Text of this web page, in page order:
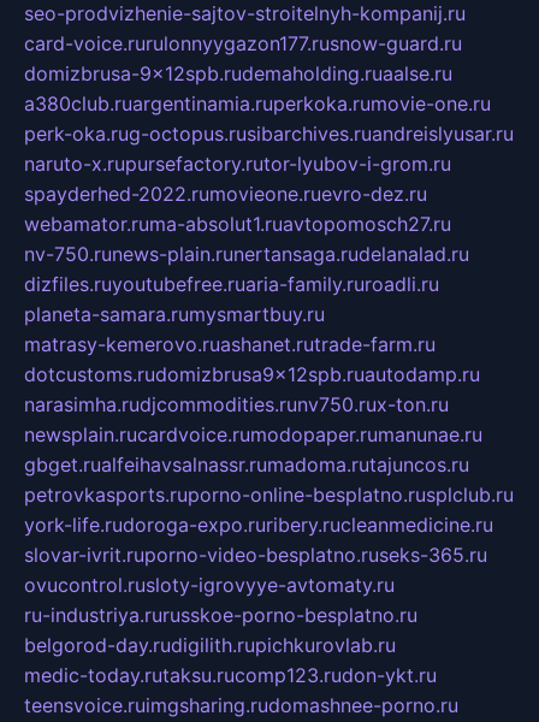
seo-prodvizhenie-sajtov-stroitelnyh-kompanij.ru
card-voice.rurulonnyygazon177.rusnow-guard.ru
domizbrusa-9x12spb.rudemaholding.ruaalse.ru
a380club.ruargentinamia.ruperkoka.rumovie-one.ru
perk-oka.rug-octopus.rusibarchives.ruandreislyusar.ru
naruto-x.rupursefactory.rutor-lyubov-i-grom.ru
spayderhed-2022.rumovieone.ruevro-dez.ru
webamator.ruma-absolut1.ruavtopomosch27.ru
nv-750.runews-plain.runertansaga.rudelanalad.ru
dizfiles.ruyoutubefree.ruaria-family.ruroadli.ru
planeta-samara.rumysmartbuy.ru
matrasy-kemerovo.ruashanet.rutrade-farm.ru
dotcustoms.rudomizbrusa9x12spb.ruautodamp.ru
narasimha.rudjcommodities.runv750.rux-ton.ru
newsplain.rucardvoice.rumodopaper.rumanunae.ru
gbget.rualfeihavsalnassr.rumadoma.rutajuncos.ru
petrovkasports.ruporno-online-besplatno.rusplclub.ru
york-life.rudoroga-expo.ruribery.rucleanmedicine.ru
slovar-ivrit.ruporno-video-besplatno.ruseks-365.ru
ovucontrol.rusloty-igrovyye-avtomaty.ru
ru-industriya.rurusskoe-porno-besplatno.ru
belgorod-day.rudigilith.rupichkurovlab.ru
medic-today.rutaksu.rucomp123.rudon-ykt.ru
teensvoice.ruimgsharing.rudomashnee-porno.ru